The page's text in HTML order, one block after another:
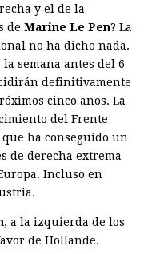
y el de la
de Marine Le Pen? La
no ha dicho nada.
semana antes del 6
definitivamente
cinco años. La
del Frente
ha conseguido un
de derecha extrema
Incluso en
, a la izquierda de los
de Hollande.